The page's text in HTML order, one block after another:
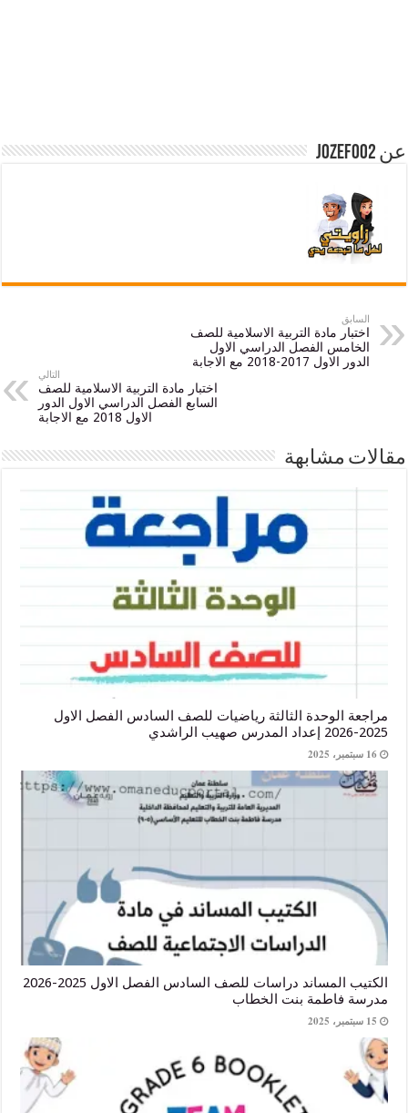
مادة التربية الاسلامية للصف
الفصل الدراسي الاول
2018 مع الاجابة
اختبار مادة التربية الاسلامية للصف
السابع الفصل الدراسي الاول الدور
مشابهة
الوحدة الثالثة رياضيات للصف السادس الفصل الاول
الكتيب المساند دراسات للصف السادس الفصل الاول 2025-2026
فاطمة بنت الخطاب